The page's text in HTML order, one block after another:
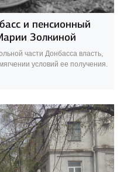
и пенсионный
Золкиной
части Донбасса власть,
условий ее получения.